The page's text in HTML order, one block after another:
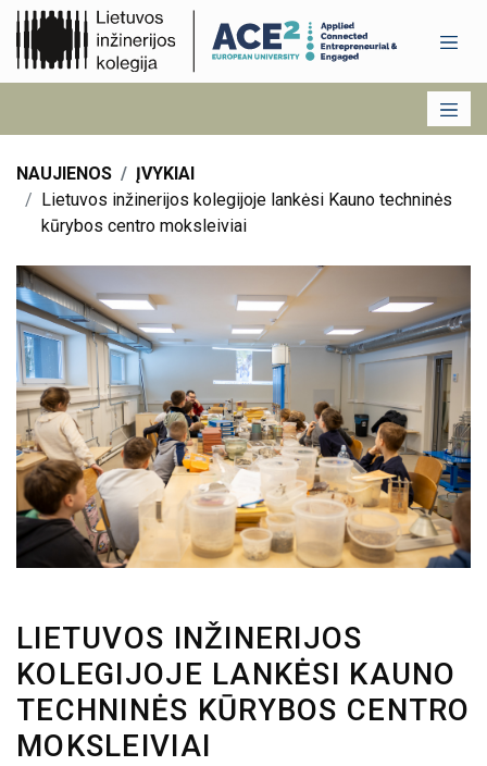
NAUJIENOS
ĮVYKIAI
Lietuvos inžinerijos kolegijoje lankėsi Kauno techninės
kūrybos centro moksleiviai
LIETUVOS INŽINERIJOS
KOLEGIJOJE LANKĖSI KAUNO
TECHNINĖS KŪRYBOS CENTRO
MOKSLEIVIAI